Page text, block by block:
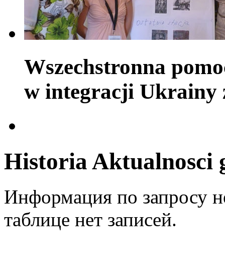
Wszechstronna
w integracji Ukrainy
Historia Aktualnosci
Информация по запросу
таблице нет записей.